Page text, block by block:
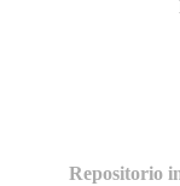
Repositorio